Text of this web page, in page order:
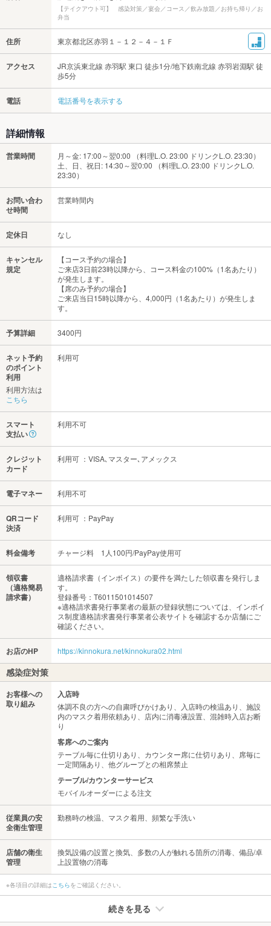
【テイクアウト可】 感染対策／宴会／コース／飲み放題／お持ち帰り／お
弁当
住所 東京都北区赤羽１－１２－４－１Ｆ
アクセス
JR京浜東北線 赤羽駅 東口 徒歩1分/地下鉄南北線 赤羽岩淵駅 徒
歩5分
電話 電話番号を表示する
詳細情報
営業時間
月～金: 17:00～翌0:00 （料理L.O. 23:00 ドリンクL.O. 23:30）
土、日、祝日: 14:30～翌0:00 （料理L.O. 23:00 ドリンクL.O.
23:30）
お問い合わ
せ時間
営業時間内
定休日 なし
キャンセル
規定
【コース予約の場合】
ご来店3日前23時以降から、コース料金の100%（1名あたり）
が発生します。
【席のみ予約の場合】
ご来店当日15時以降から、4,000円（1名あたり）が発生しま
す。
予算詳細 3400円
ネット予約
のポイント
利用
利用方法は
こちら
利用可
スマート
支払い
利用不可
クレジット
カード
利用可 ：VISA､マスター､アメックス
電子マネー 利用不可
QRコード
決済
利用可 ：PayPay
料金備考 チャージ料 1人100円/PayPay使用可
領収書
（適格簡易
請求書）
適格請求書（インボイス）の要件を満たした領収書を発行しま
す。
登録番号：T6011501014507
※適格請求書発行事業者の最新の登録状態については、インボイ
ス制度適格請求書発行事業者公表サイトを確認するか店舗にご
確認ください。
お店のHP https://kinnokura.net/kinnokura02.html
感染症対策
お客様への
取り組み
入店時
体調不良の方への自粛呼びかけあり、入店時の検温あり、施設
内のマスク着用依頼あり、店内に消毒液設置、混雑時入店お断
り
客席へのご案内
テーブル毎に仕切りあり、カウンター席に仕切りあり、席毎に
一定間隔あり、他グループとの相席禁止
テーブル/カウンターサービス
モバイルオーダーによる注文
従業員の安
全衛生管理
勤務時の検温、マスク着用、頻繁な手洗い
店舗の衛生
管理
換気設備の設置と換気、多数の人が触れる箇所の消毒、備品/卓
上設置物の消毒
※各項目の詳細は こちらをご確認ください。
続きを見る